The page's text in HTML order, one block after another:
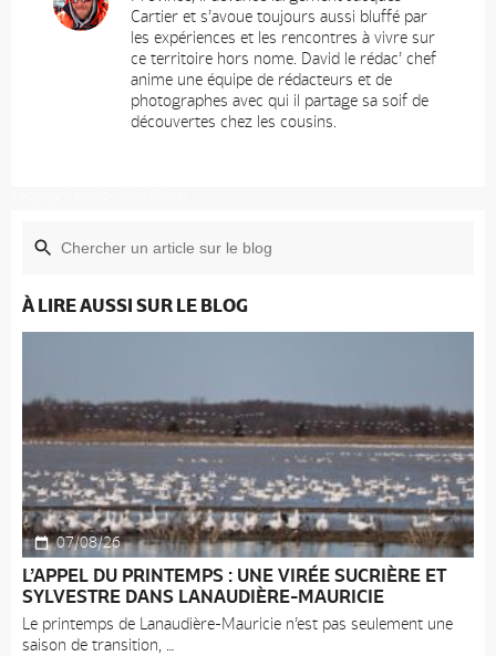
Cartier et s’avoue toujours aussi bluffé par
les expériences et les rencontres à vivre sur
ce territoire hors nome. David le rédac’ chef
anime une équipe de rédacteurs et de
photographes avec qui il partage sa soif de
découvertes chez les cousins.
À LIRE AUSSI SUR LE BLOG
07/08/26
L’APPEL DU PRINTEMPS : UNE VIRÉE SUCRIÈRE ET
SYLVESTRE DANS LANAUDIÈRE-MAURICIE
Le printemps de Lanaudière-Mauricie n’est pas seulement une
saison de transition,